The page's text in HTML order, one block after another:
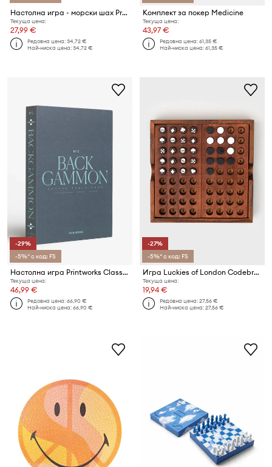
Настолна игра - морски шах Present Time Tic Tac Toe 18,5 cm
Текуща цена:
27,99 €
Редовна цена:34,72 €
Най-ниска цена:34,72 €
Комплект за покер Medicine
Текуща цена:
43,97 €
Редовна цена:61,35 €
Най-ниска цена:61,35 €
-29%
-5%* с код: FS
Настолна игра Printworks Classic Art of Backgammon
Текуща цена:
46,99 €
Редовна цена:66,90 €
Най-ниска цена:66,90 €
-27%
-5%* с код: FS
Игра Luckies of London Codebraker
Текуща цена:
19,94 €
Редовна цена:27,56 €
Най-ниска цена:27,56 €